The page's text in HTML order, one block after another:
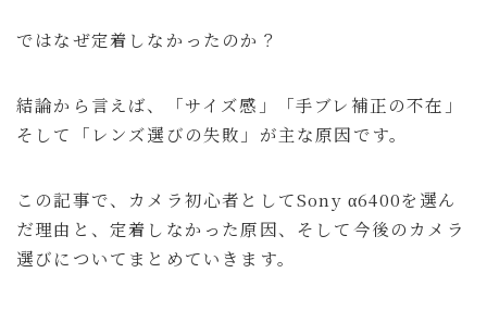
Amazon Anker OM SYSTEM
マウスコンピューター ラウンジ 商品レビュー
旅行の持ち物 旅行記
ではなぜ定着しなかったのか？
結論から言えば、「サイズ感」「手ブレ補正の不在」
そして「レンズ選びの失敗」が主な原因です。
この記事で、カメラ初心者としてSony α6400を選ん
だ理由と、定着しなかった原因、そして今後のカメラ
選びについてまとめていきます。